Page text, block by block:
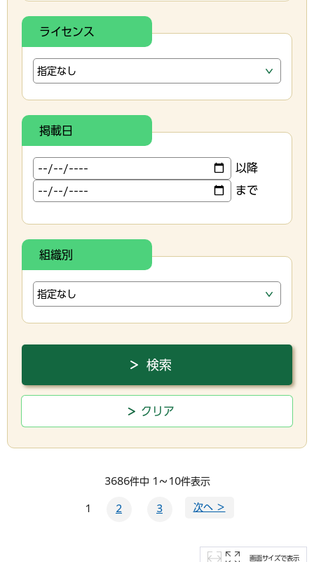
ライセンス
掲載日
以降
まで
組織別
3686件中 1～10件表示
1 2 3 次へ ＞
画面サイズで表示